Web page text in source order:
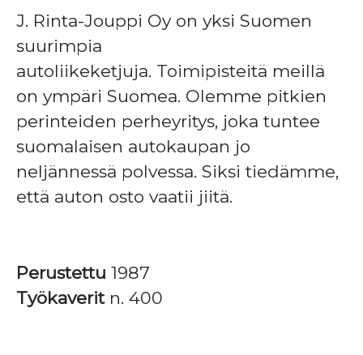
J. Rinta-Jouppi Oy on yksi Suomen
suurimpia
autoliikeketjuja. Toimipisteitä meillä
on ympäri Suomea. Olemme pitkien
perinteiden perheyritys, joka tuntee
suomalaisen autokaupan jo
neljännessä polvessa. Siksi tiedämme,
että auton osto vaatii jiitä.
Perustettu 1987
Työkaverit n. 400